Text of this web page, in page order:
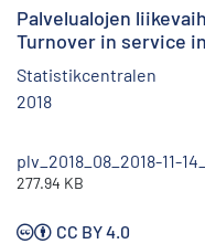
Palvelualojen
Turnover in service
Statistikcentralen
2018
plv_2018_08_2018-11-
277.94 KB
CC BY 4.0